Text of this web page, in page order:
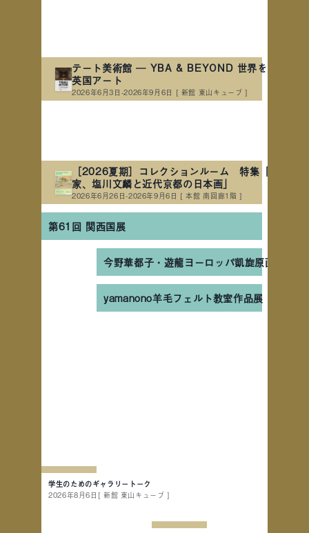
テート美術館 ― YBA & BEYOND 世界を変えた
英国アート
2026年6月3日-2026年9月6日 [ 新館 東山キューブ ]
［2026夏期］コレクションルーム 特集「詩情の
家、塩川文麟と近代京都の日本画」
2026年6月26日-2026年9月6日 [ 本館 南回廊1階 ]
第61回 関西国展
今野華都子・遊龍ヨーロッパ凱旋原画＆いろ
yamanono羊毛フェルト教室作品展
学生のためのギャラリートーク
2026年8月6日 [ 新館 東山キューブ ]